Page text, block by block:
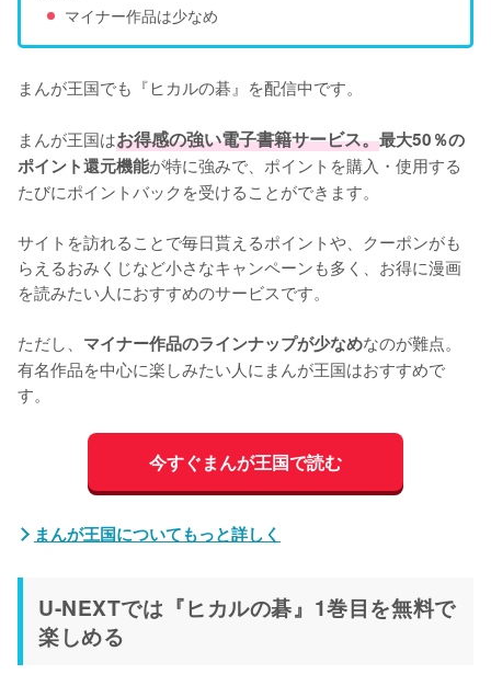
マイナー作品は少なめ
まんが王国でも『ヒカルの碁』を配信中です。
まんが王国はお得感の強い電子書籍サービス。最大50％の
ポイント還元機能が特に強みで、ポイントを購入・使用する
たびにポイントバックを受けることができます。
サイトを訪れることで毎日貰えるポイントや、クーポンがも
らえるおみくじなど小さなキャンペーンも多く、お得に漫画
を読みたい人におすすめのサービスです。
ただし、 マイナー作品のラインナップが少なめなのが難点。
有名作品を中心に楽しみたい人にまんが王国はおすすめで
す。
今すぐまんが王国で読む
まんが王国についてもっと詳しく
U-NEXTでは『ヒカルの碁』1巻目を無料で
楽しめる